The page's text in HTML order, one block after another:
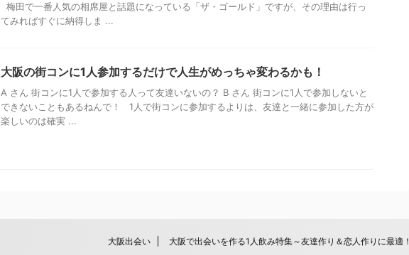
梅田で一番人気の相席屋と話題になっている「ザ・ゴールド」ですが、その理由は行っ
てみればすぐに納得しま ...
大阪の街コンに1人参加するだけで人生がめっちゃ変わるかも！
A さん 街コンに1人で参加する人って友達いないの？ B さん 街コンに1人で参加しないと
できないこともあるねんで！ 1人で街コンに参加するよりは、友達と一緒に参加した方が
楽しいのは確実 ...
大阪出会い 大阪で出会いを作る1人飲み特集～友達作り＆恋人作りに最適！